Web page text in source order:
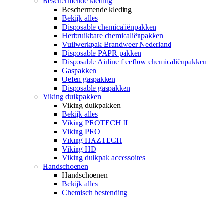
Beschermende kleding
Bekijk alles
Disposable chemicaliënpakken
Herbruikbare chemicaliënpakken
Vuilwerkpak Brandweer Nederland
Disposable PAPR pakken
Disposable Airline freeflow chemicaliënpakken
Gaspakken
Oefen gaspakken
Disposable gaspakken
Viking duikpakken
Viking duikpakken
Bekijk alles
Viking PROTECH II
Viking PRO
Viking HAZTECH
Viking HD
Viking duikpak accessoires
Handschoenen
Handschoenen
Bekijk alles
Chemisch bestending